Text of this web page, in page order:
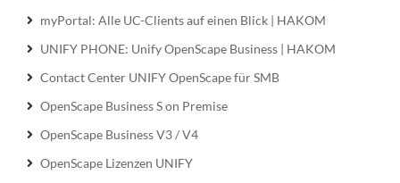
myPortal: Alle UC-Clients auf einen Blick | HAKOM
UNIFY PHONE: Unify OpenScape Business | HAKOM
Contact Center UNIFY OpenScape für SMB
OpenScape Business S on Premise
OpenScape Business V3 / V4
OpenScape Lizenzen UNIFY